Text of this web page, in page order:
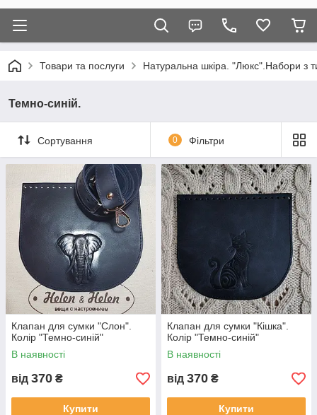
Товари та послуги Натуральна шкіра. "Люкс".Набори з
Темно-синій.
Сортування 0 Фільтри
Клапан для сумки "Слон".
Колір "Темно-синій"
В наявності
від 370 ₴
Купити
Клапан для сумки "Кішка".
Колір "Темно-синій"
В наявності
від 370 ₴
Купити